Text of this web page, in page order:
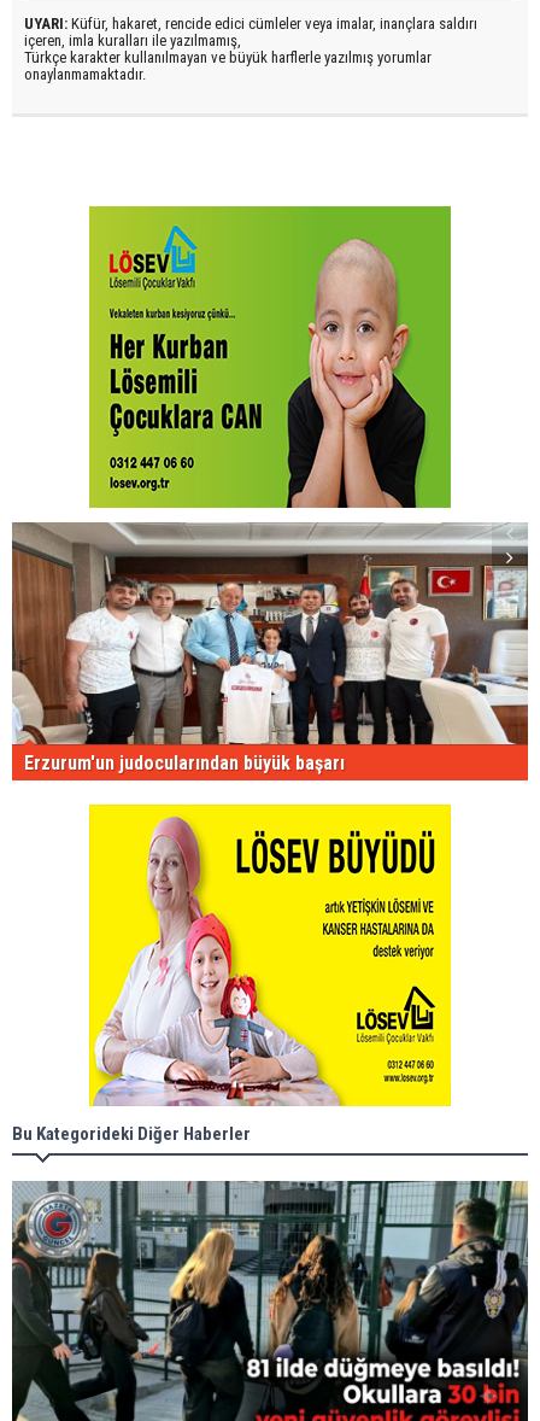
UYARI: Küfür, hakaret, rencide edici cümleler veya imalar, inançlara saldırı
içeren, imla kuralları ile yazılmamış,
Türkçe karakter kullanılmayan ve büyük harflerle yazılmış yorumlar
onaylanmamaktadır.
Erzurum'un judocularından büyük başarı
Bu Kategorideki Diğer Haberler